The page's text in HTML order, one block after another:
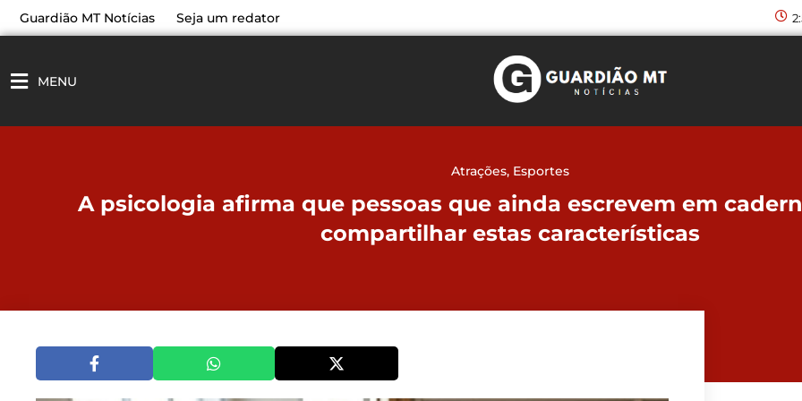
paraGuardião MT Notícias Seja um redator
MENU
Atrações, Esportes
A psicologia afirma que pessoas que ainda escrevem em
compartilhar estas características